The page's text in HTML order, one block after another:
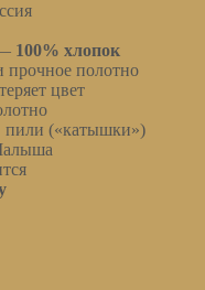
100% хлопок
прочное полотно
цвет
пили («катышки»)